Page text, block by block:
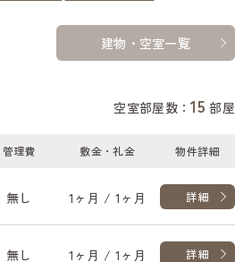
建物・空室一覧
空室部屋数：15 部屋
管理費 敷金・礼金 物件詳細
詳細
無し 1ヶ月 / 1ヶ月
詳細
無し 1ヶ月 / 1ヶ月